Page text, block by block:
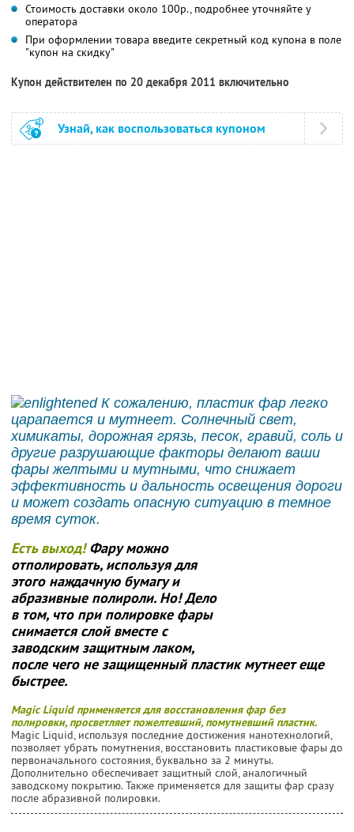
Стоимость доставки около 100р., подробнее уточняйте у
оператора
При оформлении товара введите секретный код купона в поле
"купон на скидку"
Купон действителен по 20 декабря 2011 включительно
Узнай, как воспользоваться купоном
К сожалению, пластик фар легко
царапается и мутнеет. Солнечный свет,
химикаты, дорожная грязь, песок, гравий, соль и
другие разрушающие факторы делают ваши
фары желтыми и мутными, что снижает
эффективность и дальность освещения дороги
и может создать опасную ситуацию в темное
время суток.
Есть выход!Фару можно
отполировать, используя для
этого наждачную бумагу и
абразивные полироли. Но!Дело
в том, что при полировке фары
снимается слой вместе с
заводским защитным лаком,
после чего не защищенный пластик мутнеет еще
быстрее.
Magic Liquid применяется для восстановления фар без
полировки, просветляет пожелтевший, помутневший пластик.
Magic Liquid, используя последние достижения нанотехнологий,
позволяет убрать помутнения, восстановить пластиковые фары до
первоначального состояния, буквально за 2 минуты.
Дополнительно обеспечивает защитный слой, аналогичный
заводскому покрытию. Также применяется для защиты фар сразу
после абразивной полировки.